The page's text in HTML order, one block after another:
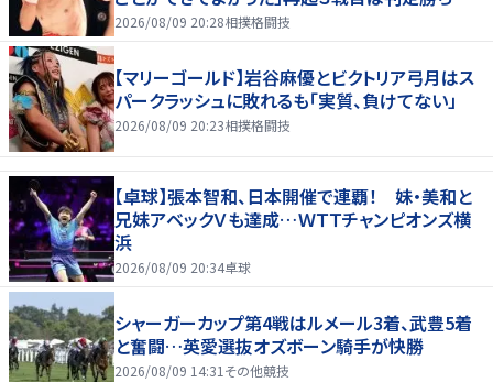
2026/08/09 20:28相撲格闘技
【マリーゴールド】岩谷麻優とビクトリア弓月はス
パークラッシュに敗れるも「実質、負けてない」
2026/08/09 20:23相撲格闘技
【卓球】張本智和、日本開催で連覇！ 妹・美和と
兄妹アベックＶも達成…ＷＴＴチャンピオンズ横
浜
2026/08/09 20:34卓球
シャーガーカップ第4戦はルメール3着、武豊5着
と奮闘…英愛選抜オズボーン騎手が快勝
2026/08/09 14:31 その他競技